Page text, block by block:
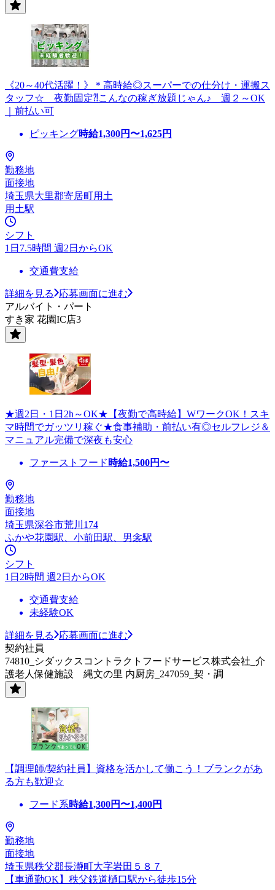
《20～40代活躍！》＊高時給◎スーパーでの仕分け・運搬ス
タッフ☆ 夜勤固定⁈こんなの稼ぎ放題じゃん♪ 週２～OK
｜前払い可
ピッキング時給1,300円〜1,625円
勤務地
面接地
埼玉県大里郡寄居町用土
用土駅
シフト
1日7.5時間 週2日からOK
交通費支給
詳細を見る
応募画面に進む
アルバイト・パート
すき家 花園IC店3
★週2日・1日2h～OK★【夜勤で高時給】WワークOK！スキ
マ時間でガッツリ稼ぐ★食事補助・前払い有◎セルフレジ＆
マニュアル完備で深夜も安心
ファーストフード 時給1,500円〜
勤務地
面接地
埼玉県深谷市荒川174
ふかや花園駅、小前田駅、男衾駅
シフト
1日2時間 週2日からOK
交通費支給
未経験OK
詳細を見る
応募画面に進む
契約社員
74810_シダックスコントラクトフードサービス株式会社_介
護老人保健施設 縄文の里 内厨房_247059_契・調
【調理師/契約社員】資格を活かして働こう！ブランクがあ
る方も歓迎☆
フード系時給1,300円〜1,400円
勤務地
面接地
埼玉県秩父郡長瀞町大字岩田５８７
【車通勤OK】秩父鉄道樋口駅から徒歩15分